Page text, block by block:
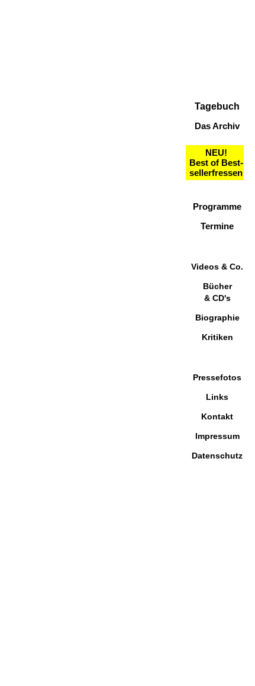
Tagebuch
Das Archiv
NEU!
Best of Best-
sellerfressen
Programme
Termine
Videos & Co.
Bücher
& CD's
Biographie
Kritiken
Pressefotos
Links
Kontakt
Impressum
Datenschutz